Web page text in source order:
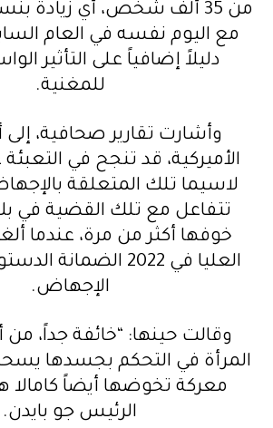
مع اليوم نفسه في العام
دليلاً إضافياً على التأثير
للمغنية.
وأشارت تقارير صحافية، إلى
الأميركية، قد تنجح في
لاسيما تلك المتعلقة
تتفاعل مع تلك القضية في
خوفها أكثر من مرة، عندما
العليا في 2022
الإجهاض.
وقالت حينها: “خائفة جداً،
المرأة في التحكم بجسدها
معركة تخوضها أيضاً كامالا
الرئيس جو بايدن.